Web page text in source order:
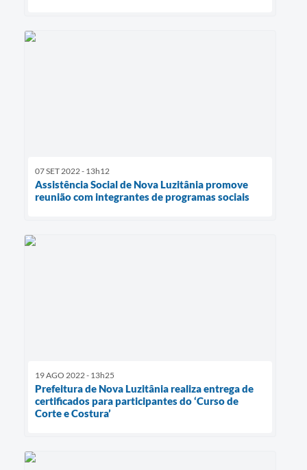
07 SET 2022 - 13h12
Assistência Social de Nova Luzitânia promove
reunião com integrantes de programas sociais
19 AGO 2022 - 13h25
Prefeitura de Nova Luzitânia realiza entrega de
certificados para participantes do ‘Curso de
Corte e Costura’